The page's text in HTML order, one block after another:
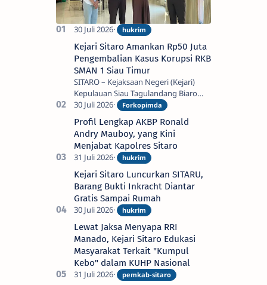
Kejari Sitaro Amankan Rp50 Juta
Pengembalian Kasus Korupsi RKB
SMAN 1 Siau Timur
SITARO – Kejaksaan Negeri (Kejari)
Kepulauan Siau Tagulandang Biaro
(Sitaro) menerima penyerahan uang
titipan pengembalian kerugian
keuangan negara s…
Profil Lengkap AKBP Ronald
Andry Mauboy, yang Kini
Menjabat Kapolres Sitaro
Kejari Sitaro Luncurkan SITARU,
Barang Bukti Inkracht Diantar
Gratis Sampai Rumah
Lewat Jaksa Menyapa RRI
Manado, Kejari Sitaro Edukasi
Masyarakat Terkait "Kumpul
Kebo" dalam KUHP Nasional